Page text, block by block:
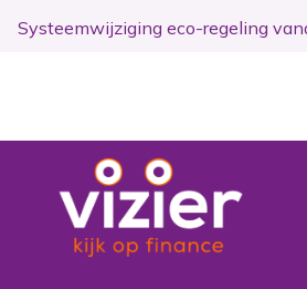
Systeemwijziging eco-regeling